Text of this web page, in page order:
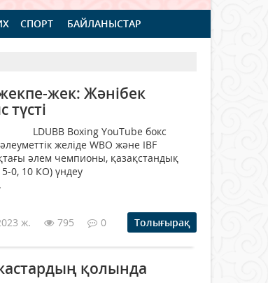
СПОРТ БАЙЛАНЫСТАР
жек: Жәнібек
YouTube бокс
желіде WBO және IBF
әлем чемпионы, қазақстандық
0, 10 КО) үндеу
ж. 795 0 Толығырақ
қолында